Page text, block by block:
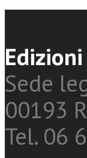
Sede
00193
Tel. 06